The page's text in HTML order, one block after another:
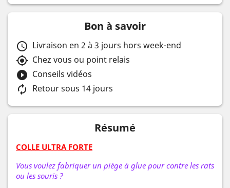
Bon à savoir
schedule Livraison en 2 à 3 jours hors week-end
my_location Chez vous ou point relais
play_circle_filled Conseils vidéos
autorenew Retour sous 14 jours
Résumé
COLLE ULTRA FORTE
Vous voulez fabriquer un piège à glue pour contre les rats
ou les souris ?